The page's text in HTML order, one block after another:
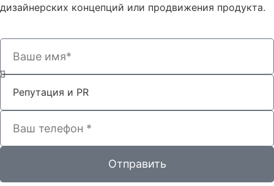
дизайнерских концепций или продвижения продукта.
Отправить